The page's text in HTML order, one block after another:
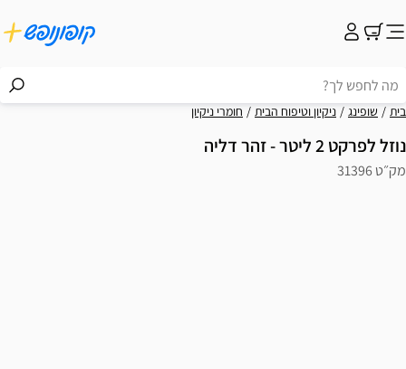
בית שופינג ניקיון וטיפוח הבית חומרי ניקיון
נוזל לפרקט 2 ליטר - זהר דליה
מק״ט 31396